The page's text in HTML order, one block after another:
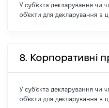
У суб'єкта декларування чи
об'єкти для декларування в
8. Корпоративні
У суб'єкта декларування чи
об'єкти для декларування в